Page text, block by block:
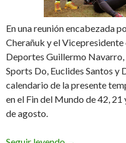
En una reunión encabezada
Cherañuk y el
Deportes Guillermo Navarro,
Sports Do, Euclides Santos y
calendario de la presente
en el Fin del Mundo de 42,
de agosto.